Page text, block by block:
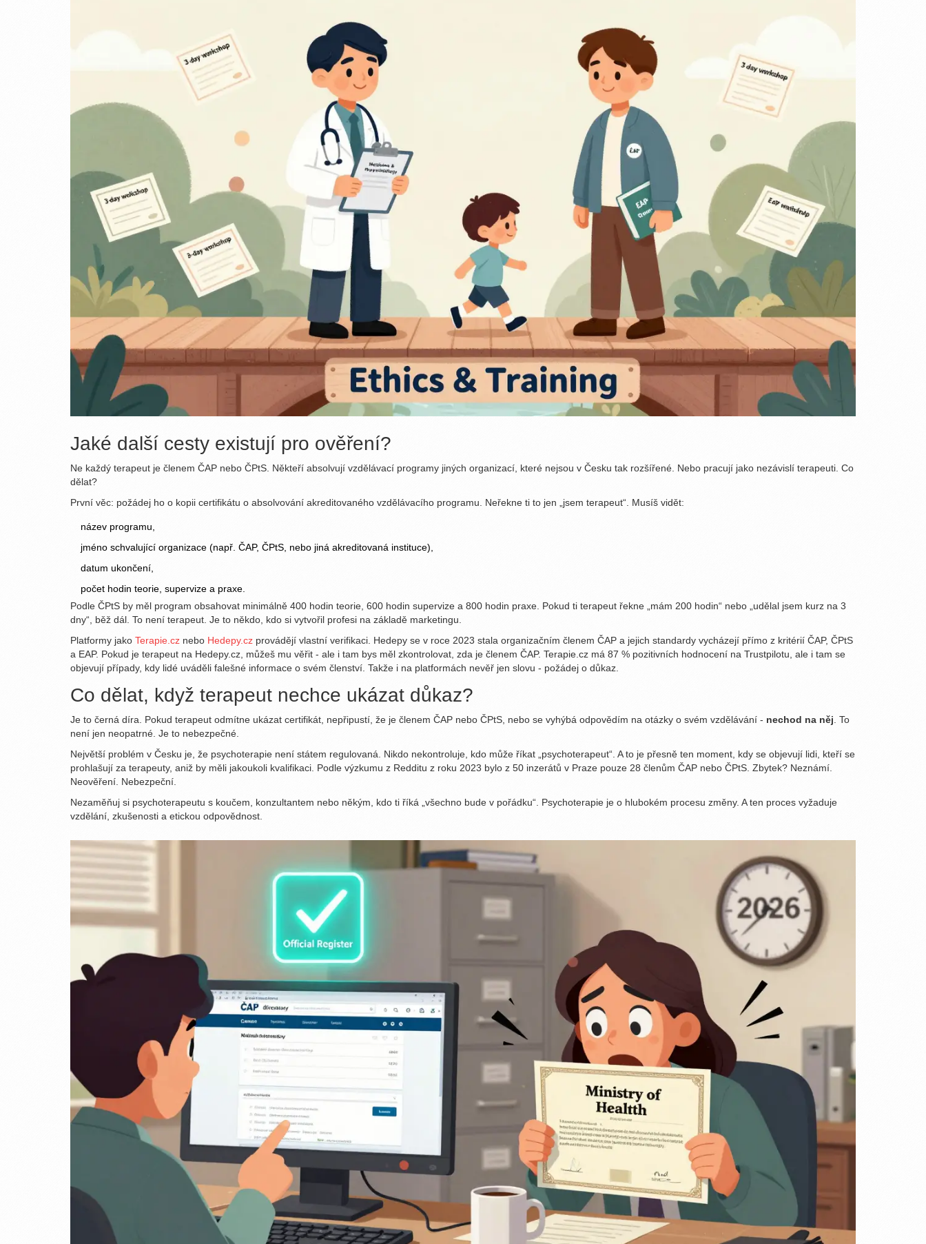
Jaké další cesty existují pro ověření?
Ne každý terapeut je členem ČAP nebo ČPtS. Někteří absolvují vzdělávací programy jiných organizací, které nejsou v Česku tak rozšířené. Nebo pracují jako nezávislí terapeuti. Co
dělat?
První věc: požádej ho o kopii certifikátu o absolvování akreditovaného vzdělávacího programu. Neřekne ti to jen „jsem terapeut“. Musíš vidět:
název programu,
jméno schvalující organizace (např. ČAP, ČPtS, nebo jiná akreditovaná instituce),
datum ukončení,
počet hodin teorie, supervize a praxe.
Podle ČPtS by měl program obsahovat minimálně 400 hodin teorie, 600 hodin supervize a 800 hodin praxe. Pokud ti terapeut řekne „mám 200 hodin“ nebo „udělal jsem kurz na 3
dny“, běž dál. To není terapeut. Je to někdo, kdo si vytvořil profesi na základě marketingu.
Platformy jako Terapie.cz nebo Hedepy.cz provádějí vlastní verifikaci. Hedepy se v roce 2023 stala organizačním členem ČAP a jejich standardy vycházejí přímo z kritérií ČAP, ČPtS
a EAP. Pokud je terapeut na Hedepy.cz, můžeš mu věřit - ale i tam bys měl zkontrolovat, zda je členem ČAP. Terapie.cz má 87 % pozitivních hodnocení na Trustpilotu, ale i tam se
objevují případy, kdy lidé uváděli falešné informace o svém členství. Takže i na platformách nevěř jen slovu - požádej o důkaz.
Co dělat, když terapeut nechce ukázat důkaz?
Je to černá díra. Pokud terapeut odmítne ukázat certifikát, nepřipustí, že je členem ČAP nebo ČPtS, nebo se vyhýbá odpovědím na otázky o svém vzdělávání - nechod na něj . To
není jen neopatrné. Je to nebezpečné.
Největší problém v Česku je, že psychoterapie není státem regulovaná. Nikdo nekontroluje, kdo může říkat „psychoterapeut“. A to je přesně ten moment, kdy se objevují lidi, kteří se
prohlašují za terapeuty, aniž by měli jakoukoli kvalifikaci. Podle výzkumu z Redditu z roku 2023 bylo z 50 inzerátů v Praze pouze 28 členům ČAP nebo ČPtS. Zbytek? Neznámí.
Neověření. Nebezpeční.
Nezaměňuj si psychoterapeutu s koučem, konzultantem nebo někým, kdo ti říká „všechno bude v pořádku“. Psychoterapie je o hlubokém procesu změny. A ten proces vyžaduje
vzdělání, zkušenosti a etickou odpovědnost.